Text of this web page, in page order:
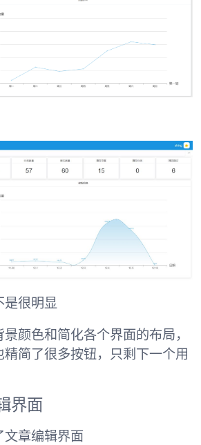
是很明显
颜色和简化各个界面的布局，
精简了很多按钮，只剩下一个用
界面
文章编辑界面